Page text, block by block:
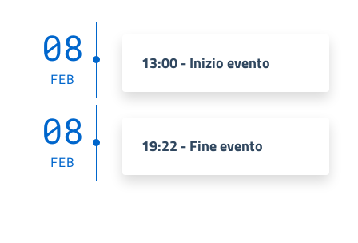
08
FEB
13:00 - Inizio evento
08
FEB
19:22 - Fine evento